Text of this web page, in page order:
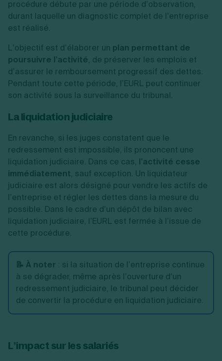
procédure débute par une période d’observation,
durant laquelle un diagnostic complet de l’entreprise
est réalisé.
L’objectif est d’élaborer un plan permettant de
poursuivre l’activité, de préserver les emplois et
d’assurer le remboursement progressif des dettes.
Pendant toute cette période, l’EURL peut continuer
son activité sous la surveillance du tribunal.
La liquidation judiciaire
En revanche, si les juges constatent que le
redressement est impossible, ils prononcent une
liquidation judiciaire. Dans ce cas, l’activité cesse
immédiatement, sauf exception. Un liquidateur
judiciaire est alors désigné pour vendre les actifs de
l’entreprise et régler les dettes dans la mesure du
possible. Dans le cadre d’un dépôt de bilan avec
liquidation judiciaire, l’EURL est fermée à l’issue de
cette procédure.
📝 À noter : si la situation de l’entreprise continue
à se dégrader, même après l’ouverture d’un
redressement judiciaire, le tribunal peut décider
de convertir la procédure en liquidation judiciaire.
L’impact sur les salariés